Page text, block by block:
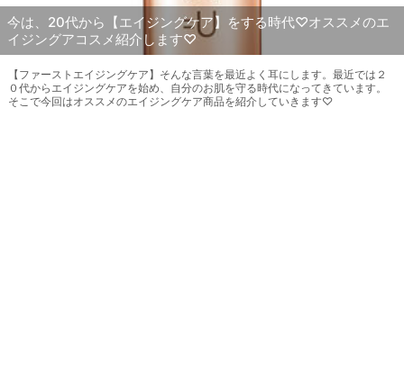
今は、20代から【エイジングケア】をする時代♡オススメのエ
イジングアコスメ紹介します♡
【ファーストエイジングケア】そんな言葉を最近よく耳にします。最近では２
０代からエイジングケアを始め、自分のお肌を守る時代になってきています。
そこで今回はオススメのエイジングケア商品を紹介していきます♡